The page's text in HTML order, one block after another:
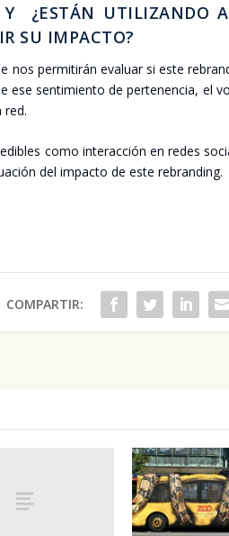
Y ¿ESTÁN UTI­LI­ZAN­DO
SU IMPAC­TO?
nos per­mi­ti­rán eva­luar si este
ese sen­ti­mien­to de per­te­nen­cia, el
red.
como inter­ac­ción en redes
del impac­to de este rebran­ding.
COMPARTIR: